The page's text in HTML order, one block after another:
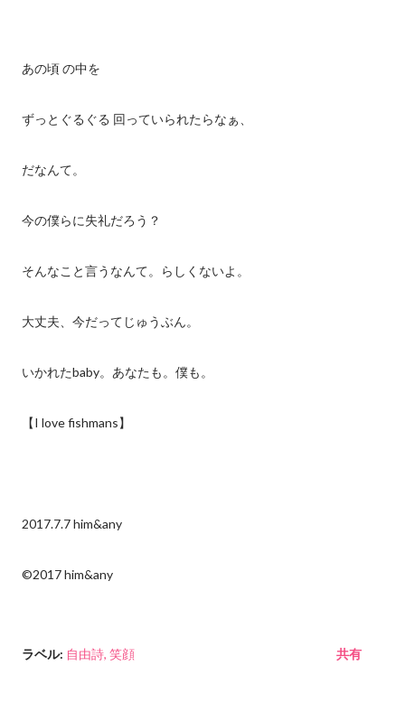
あの頃 の中を
ずっとぐるぐる 回っていられたらなぁ、
だなんて。
今の僕らに失礼だろう？
そんなこと言うなんて。らしくないよ。
大丈夫、今だってじゅうぶん。
いかれたbaby。あなたも。僕も。
【I love fishmans】
2017.7.7 him&any
©2017 him&any
ラベル: 自由詩 笑顔 共有